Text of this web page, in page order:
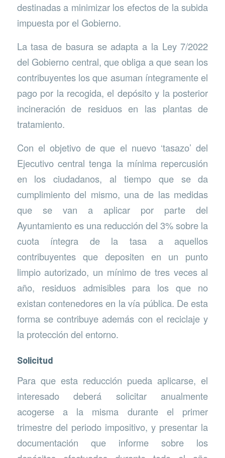
destinadas a minimizar los efectos de la subida
impuesta por el Gobierno.
La tasa de basura se adapta a la Ley 7/2022
del Gobierno central, que obliga a que sean los
contribuyentes los que asuman íntegramente el
pago por la recogida, el depósito y la posterior
incineración de residuos en las plantas de
tratamiento.
Con el objetivo de que el nuevo ‘tasazo’ del
Ejecutivo central tenga la mínima repercusión
en los ciudadanos, al tiempo que se da
cumplimiento del mismo, una de las medidas
que se van a aplicar por parte del
Ayuntamiento es una reducción del 3% sobre la
cuota íntegra de la tasa a aquellos
contribuyentes que depositen en un punto
limpio autorizado, un mínimo de tres veces al
año, residuos admisibles para los que no
existan contenedores en la vía pública. De esta
forma se contribuye además con el reciclaje y
la protección del entorno.
Solicitud
Para que esta reducción pueda aplicarse, el
interesado deberá solicitar anualmente
acogerse a la misma durante el primer
trimestre del periodo impositivo, y presentar la
documentación que informe sobre los